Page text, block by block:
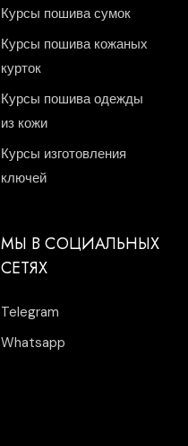
Курсы пошива сумок
Курсы пошива кожаных
курток
Курсы пошива одежды
из кожи
Курсы изготовления
ключей
МЫ В СОЦИАЛЬНЫХ
СЕТЯХ
Telegram
Whatsapp